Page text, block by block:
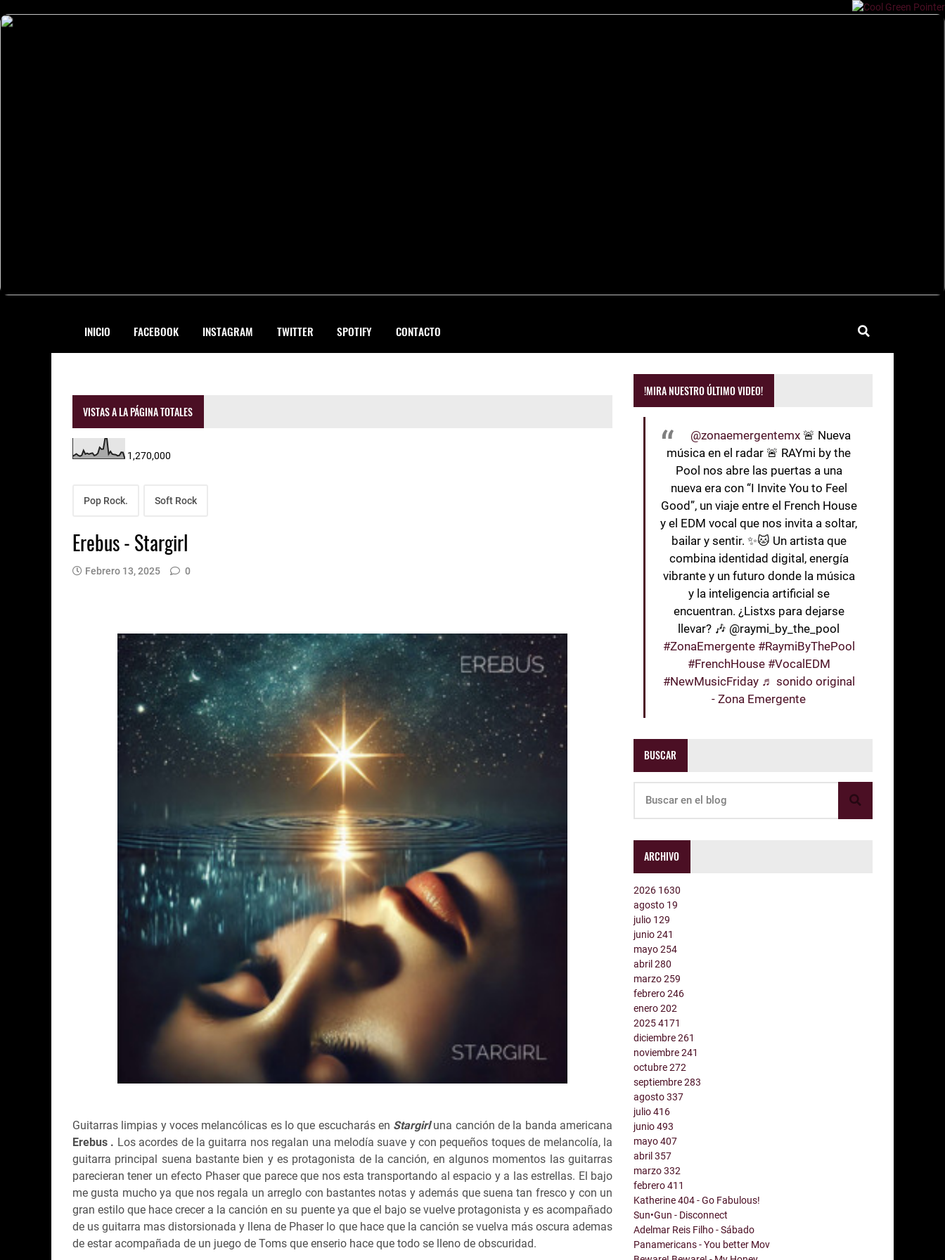
INICIO FACEBOOK INSTAGRAM TWITTER SPOTIFY CONTACTO
VISTAS A LA PÁGINA TOTALES
1,270,000
Pop Rock. Soft Rock
Erebus - Stargirl
Febrero 13, 2025 0
Guitarras limpias y voces melancólicas es lo que escucharás en Stargirluna canción de la banda americana
Erebus . Los acordes de la guitarra nos regalan una melodía suave y con pequeños toques de melancolía, la
guitarra principal suena bastante bien y es protagonista de la canción, en algunos momentos las guitarras
parecieran tener un efecto Phaser que parece que nos esta transportando al espacio y a las estrellas. El bajo
me gusta mucho ya que nos regala un arreglo con bastantes notas y además que suena tan fresco y con un
gran estilo que hace crecer a la canción en su puente ya que el bajo se vuelve protagonista y es acompañado
de us guitarra mas distorsionada y llena de Phaser lo que hace que la canción se vuelva más oscura ademas
de estar acompañada de un juego de Toms que enserio hace que todo se lleno de obscuridad.
!MIRA NUESTRO ÚLTIMO VIDEO!
@zonaemergentemx 🚨 Nueva
música en el radar 🚨 RAYmi by the
Pool nos abre las puertas a una
nueva era con “I Invite You to Feel
Good”, un viaje entre el French House
y el EDM vocal que nos invita a soltar,
bailar y sentir. ✨🐱 Un artista que
combina identidad digital, energía
vibrante y un futuro donde la música
y la inteligencia artificial se
encuentran. ¿Listxs para dejarse
llevar? 🎶 @raymi_by_the_pool
#ZonaEmergente #RaymiByThePool
#FrenchHouse #VocalEDM
#NewMusicFriday ♬ sonido original
- Zona Emergente
BUSCAR
ARCHIVO
2026 1630
agosto 19
julio 129
junio241
mayo254
abril280
marzo259
febrero246
enero202
20254171
diciembre261
noviembre241
octubre272
septiembre283
agosto337
julio416
junio493
mayo407
abril357
marzo332
febrero411
Katherine 404 - Go Fabulous!
Sun•Gun - Disconnect
Adelmar Reis Filho - Sábado
Panamericans - You better Mov